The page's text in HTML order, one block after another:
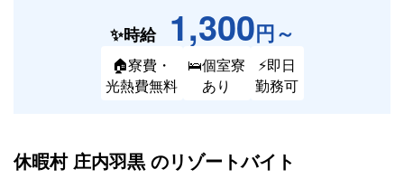
✨時給 1,300円～
🏠寮費・
光熱費無料
🛌個室寮
あり
⚡即日
勤務可
休暇村 庄内羽黒 のリゾートバイト